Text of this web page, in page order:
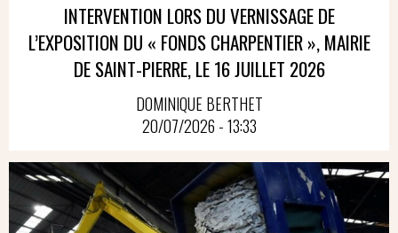
INTERVENTION LORS DU VERNISSAGE DE
L’EXPOSITION DU « FONDS CHARPENTIER », MAIRIE
DE SAINT-PIERRE, LE 16 JUILLET 2026
DOMINIQUE BERTHET
20/07/2026 - 13:33